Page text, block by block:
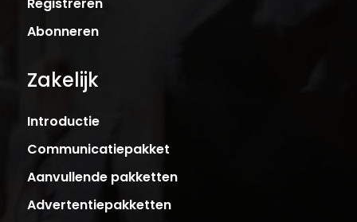
Abonneren
Zakelijk
Introductie
Communicatiepakket
Aanvullende pakketten
Advertentiepakketten